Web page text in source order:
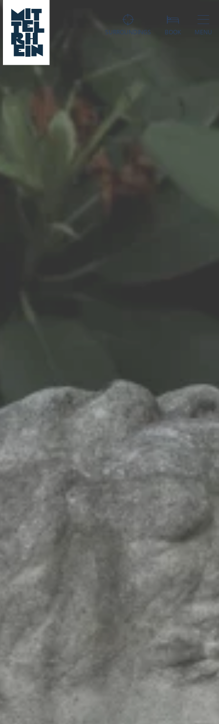
SURROUNDINGS BOOK MENU